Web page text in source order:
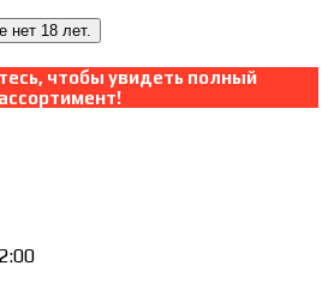
нет 18 лет.
чтобы увидеть полный
ассортимент!